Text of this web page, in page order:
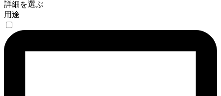
詳細を選ぶ
用途